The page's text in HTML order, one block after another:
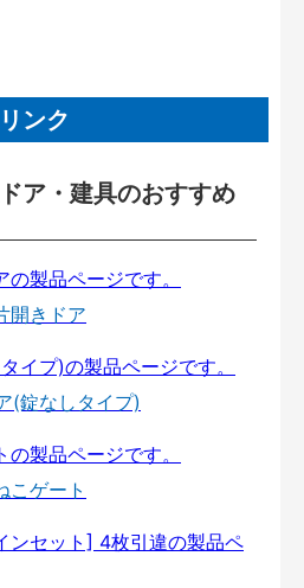
ンク
ア・建具のおすすめ
開きドア
(錠なしタイプ)
こゲート